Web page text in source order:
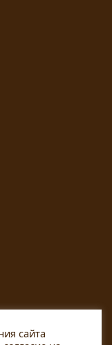
сайта